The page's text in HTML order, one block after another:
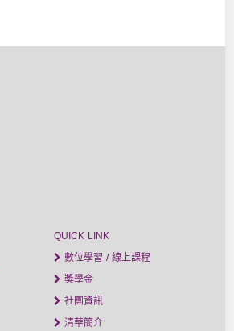
QUICK LINK
數位學習 / 線上課程
獎學金
社團資訊
清華簡介